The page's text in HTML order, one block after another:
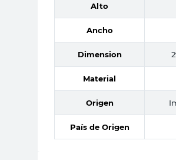
Alto
Ancho
Dimension
Material
Origen
País de Origen